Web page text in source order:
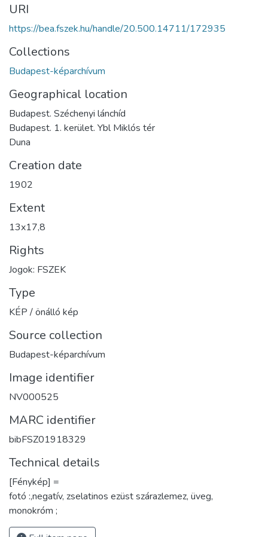
URI
https://bea.fszek.hu/handle/20.500.14711/172935
Collections
Budapest-képarchívum
Geographical location
Budapest. Széchenyi lánchíd
Budapest. 1. kerület. Ybl Miklós tér
Duna
Creation date
1902
Extent
13x17,8
Rights
Jogok: FSZEK
Type
KÉP / önálló kép
Source collection
Budapest-képarchívum
Image identifier
NV000525
MARC identifier
bibFSZ01918329
Technical details
[Fénykép] =
fotó :,negatív, zselatinos ezüst szárazlemez, üveg,
monokróm ;